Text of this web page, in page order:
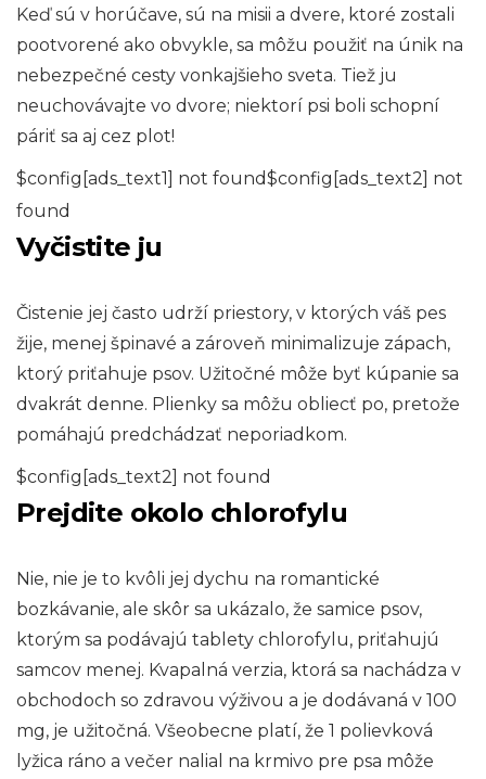
Keď sú v horúčave, sú na misii a dvere, ktoré zostali
pootvorené ako obvykle, sa môžu použiť na únik na
nebezpečné cesty vonkajšieho sveta. Tiež ju
neuchovávajte vo dvore; niektorí psi boli schopní
páriť sa aj cez plot!
$config[ads_text1] not found$config[ads_text2] not
found
Vyčistite ju
Čistenie jej často udrží priestory, v ktorých váš pes
žije, menej špinavé a zároveň minimalizuje zápach,
ktorý priťahuje psov. Užitočné môže byť kúpanie sa
dvakrát denne. Plienky sa môžu obliecť po, pretože
pomáhajú predchádzať neporiadkom.
$config[ads_text2] not found
Prejdite okolo chlorofylu
Nie, nie je to kvôli jej dychu na romantické
bozkávanie, ale skôr sa ukázalo, že samice psov,
ktorým sa podávajú tablety chlorofylu, priťahujú
samcov menej. Kvapalná verzia, ktorá sa nachádza v
obchodoch so zdravou výživou a je dodávaná v 100
mg, je užitočná. Všeobecne platí, že 1 polievková
lyžica ráno a večer nalial na krmivo pre psa môže